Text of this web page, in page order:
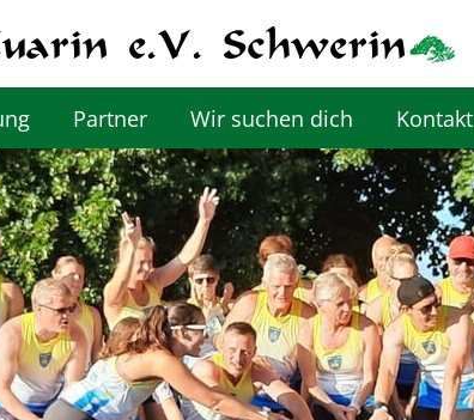
Partner Wir suchen dich Kontakt